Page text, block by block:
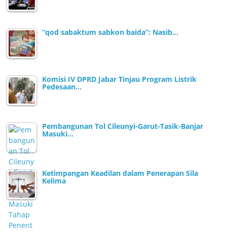
“qod sabaktum sabkon baida”: Nasib…
Komisi IV DPRD Jabar Tinjau Program Listrik
Pedesaan…
Pembangunan Tol Cileunyi-Garut-Tasik-Banjar
Masuki…
Ketimpangan Keadilan dalam Penerapan Sila
Kelima